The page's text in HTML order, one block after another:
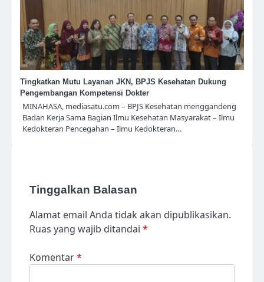
Tingkatkan Mutu Layanan JKN, BPJS Kesehatan Dukung
Pengembangan Kompetensi Dokter
MINAHASA, mediasatu.com – BPJS Kesehatan menggandeng
Badan Kerja Sama Bagian Ilmu Kesehatan Masyarakat – Ilmu
Kedokteran Pencegahan – Ilmu Kedokteran…
Tinggalkan Balasan
Alamat email Anda tidak akan dipublikasikan.
Ruas yang wajib ditandai *
Komentar*